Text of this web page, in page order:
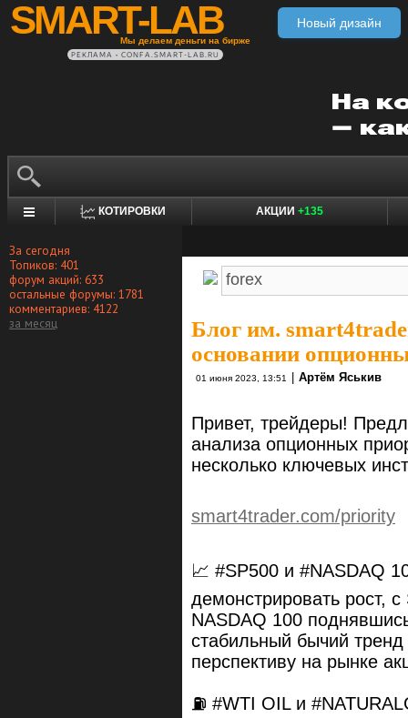
SMART-LAB
Мы делаем деньги на бирже
Новый дизайн
РЕКЛАМА • CONFA.SMART-LAB.RU
КОТИРОВКИ АКЦИИ +135
За сегодня
Топиков: 401
форум акций: 633
остальные форумы: 1781
комментариев: 4122
за месяц
Блог им.
основании
01 июня 2023, 13:51 Артём Яськив
Привет, трейдеры!
анализа опционных
несколько ключевых
smart4trader.com/priority
📈 #SP500 и #NASDAQ
демонстрировать рост,
NASDAQ 100
стабильный бычий
перспективу на рынке
⛽️ #WTI OIL и